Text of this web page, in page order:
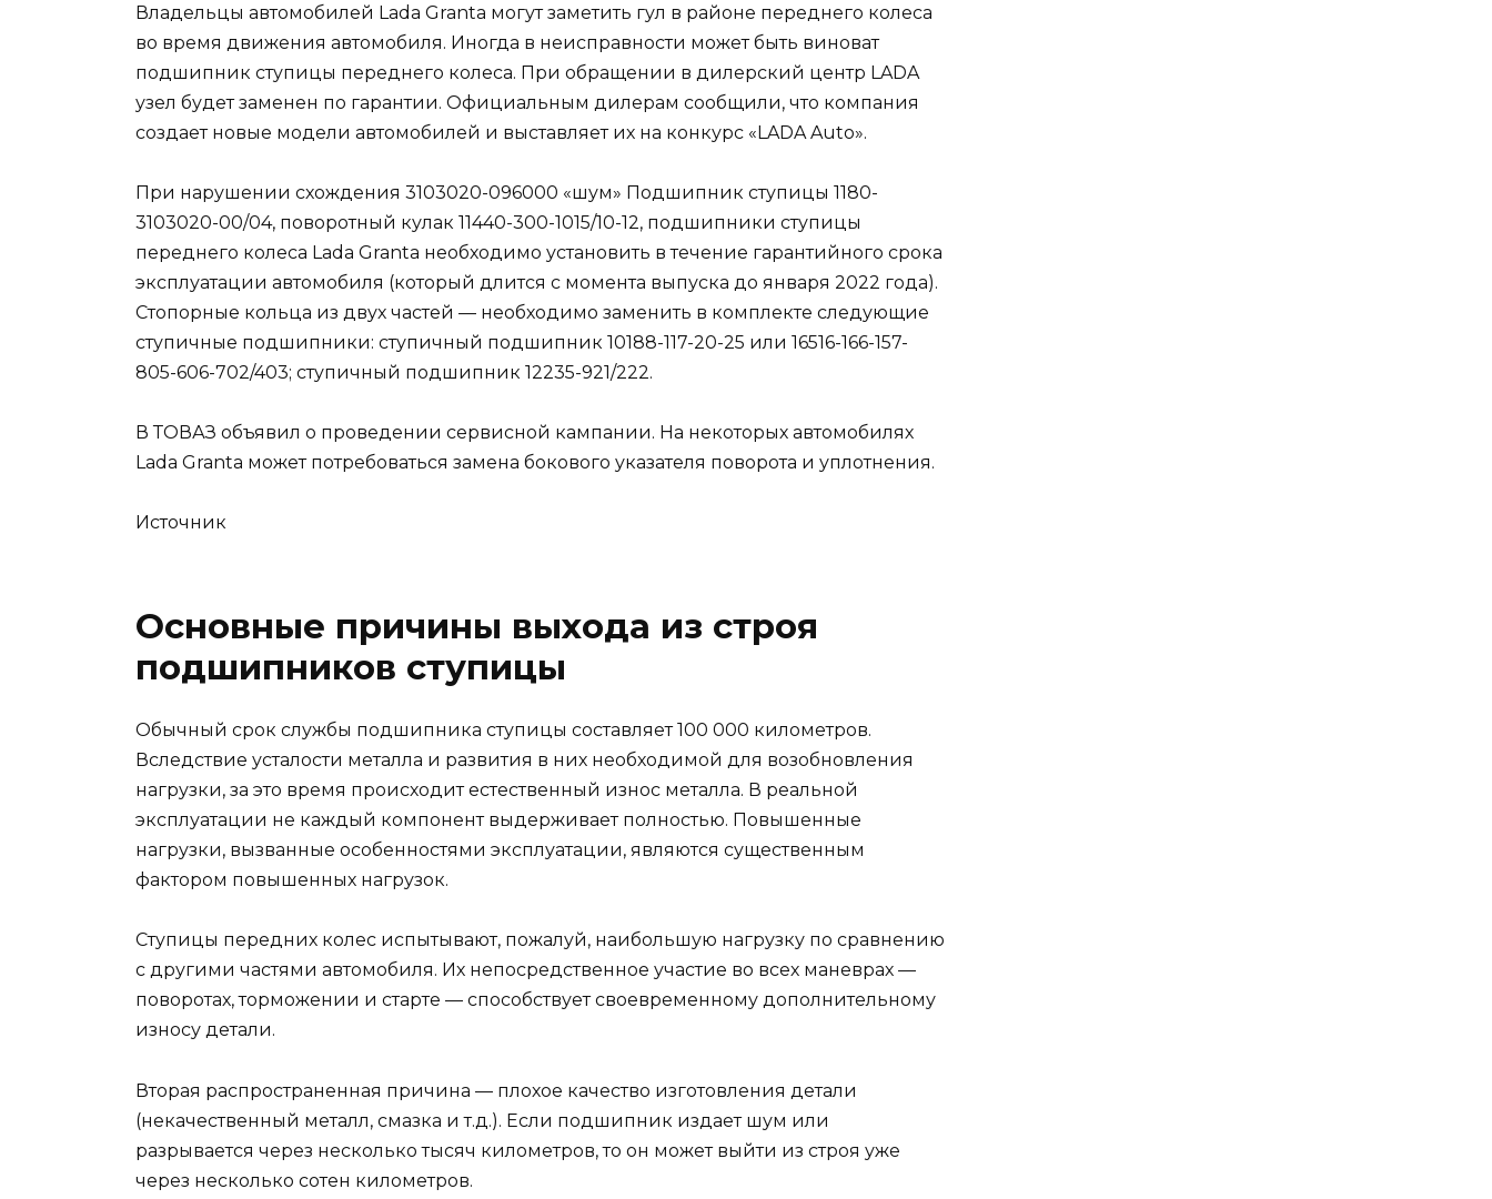
Владельцы автомобилей Lada Granta могут заметить гул в районе переднего колеса
во время движения автомобиля. Иногда в неисправности может быть виноват
подшипник ступицы переднего колеса. При обращении в дилерский центр LADA
узел будет заменен по гарантии. Официальным дилерам сообщили, что компания
создает новые модели автомобилей и выставляет их на конкурс «LADA Auto».
При нарушении схождения 3103020-096000 «шум» Подшипник ступицы 1180-
3103020-00/04, поворотный кулак 11440-300-1015/10-12, подшипники ступицы
переднего колеса Lada Granta необходимо установить в течение гарантийного срока
эксплуатации автомобиля (который длится с момента выпуска до января 2022 года).
Стопорные кольца из двух частей — необходимо заменить в комплекте следующие
ступичные подшипники: ступичный подшипник 10188-117-20-25 или 16516-166-157-
805-606-702/403; ступичный подшипник 12235-921/222.
В ТОВАЗ объявил о проведении сервисной кампании. На некоторых автомобилях
Lada Granta может потребоваться замена бокового указателя поворота и уплотнения.
Источник
Основные причины выхода из строя
подшипников ступицы
Обычный срок службы подшипника ступицы составляет 100 000 километров.
Вследствие усталости металла и развития в них необходимой для возобновления
нагрузки, за это время происходит естественный износ металла. В реальной
эксплуатации не каждый компонент выдерживает полностью. Повышенные
нагрузки, вызванные особенностями эксплуатации, являются существенным
фактором повышенных нагрузок.
Ступицы передних колес испытывают, пожалуй, наибольшую нагрузку по сравнению
с другими частями автомобиля. Их непосредственное участие во всех маневрах —
поворотах, торможении и старте — способствует своевременному дополнительному
износу детали.
Вторая распространенная причина — плохое качество изготовления детали
(некачественный металл, смазка и т.д.). Если подшипник издает шум или
разрывается через несколько тысяч километров, то он может выйти из строя уже
через несколько сотен километров.